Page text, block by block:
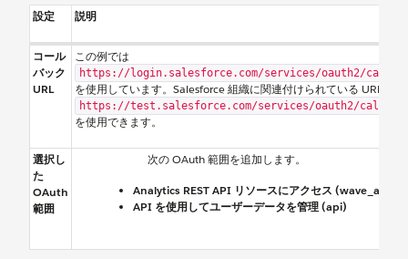
設定 説明
コール
バック
URL
この例では
https://login.salesforce.com/services/oauth2/
を使用しています。Salesforce 組織に関連付けられている URL (例:
https://test.salesforce.com/services/oauth2/
を使用できます。
選択し
た
OAuth
範囲
次の OAuth 範囲を追加します。
Analytics REST API リソースにアクセス (wave_api)
API を使用してユーザーデータを管理 (api)